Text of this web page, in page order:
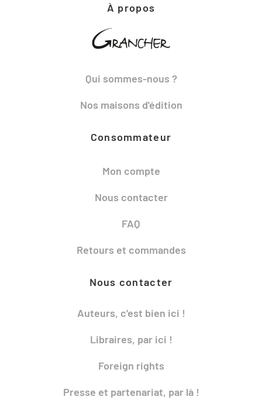
À propos
Qui sommes-nous ?
Nos maisons d'édition
Consommateur
Mon compte
Nous contacter
FAQ
Retours et commandes
Nous contacter
Auteurs, c'est bien ici !
Libraires, par ici !
Foreign rights
Presse et partenariat, par là !